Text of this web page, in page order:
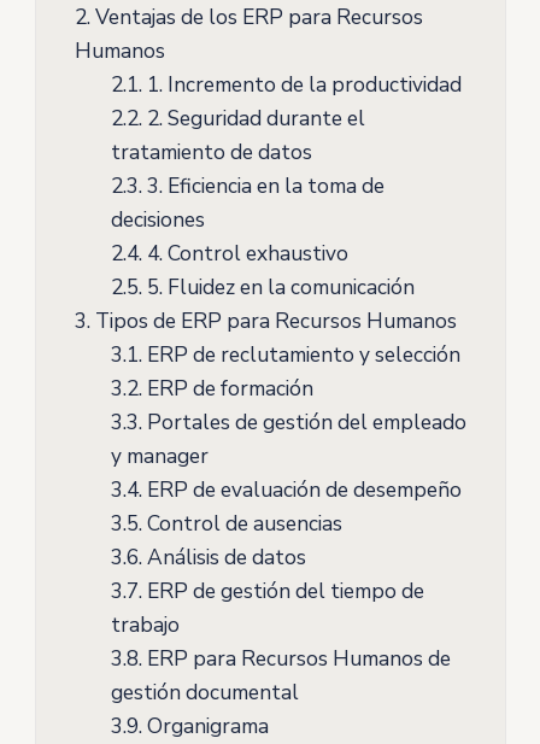
2.Ventajas de los ERP para Recursos
Humanos
2.1.1. Incremento de la productividad
2.2.2. Seguridad durante el
tratamiento de datos
2.3.3. Eficiencia en la toma de
decisiones
2.4.4. Control exhaustivo
2.5.5. Fluidez en la comunicación
3.Tipos de ERP para Recursos Humanos
3.1.ERP de reclutamiento y selección
3.2.ERP de formación
3.3.Portales de gestión del empleado
y manager
3.4.ERP de evaluación de desempeño
3.5.Control de ausencias
3.6.Análisis de datos
3.7.ERP de gestión del tiempo de
trabajo
3.8.ERP para Recursos Humanos de
gestión documental
3.9.Organigrama